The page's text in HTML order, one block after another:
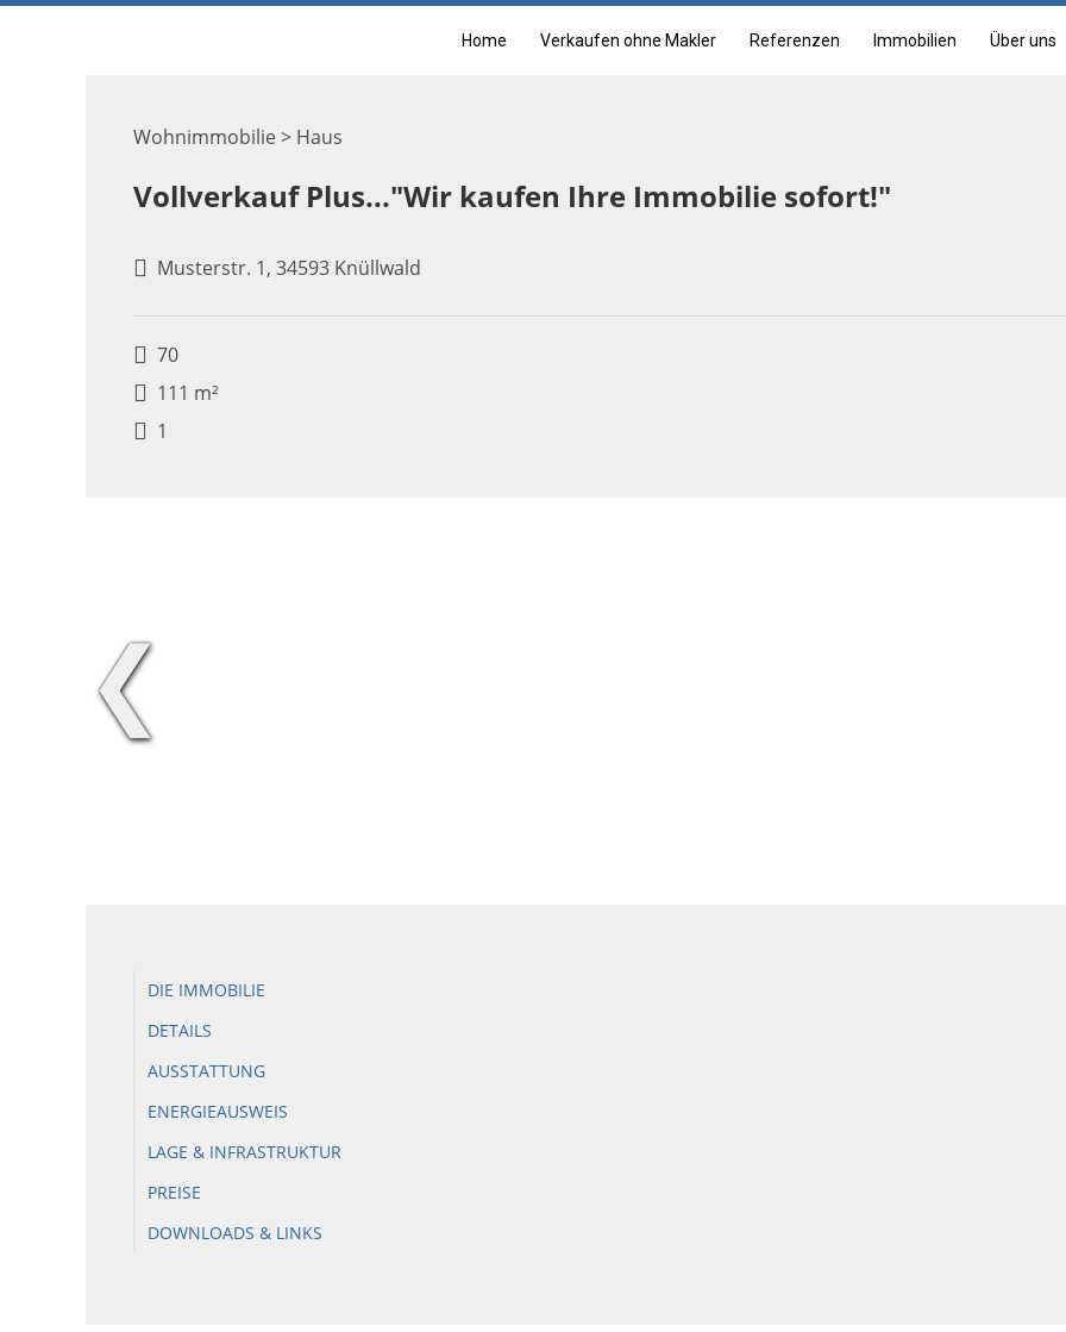
Home Verkaufen ohne Makler Referenzen Immobilien Über uns
Wohnimmobilie > Haus
Vollverkauf Plus..."Wir kaufen Ihre Immobilie sofort!"
Musterstr. 1, 34593 Knüllwald
70
111 m²
1
❮
DIE IMMOBILIE
DETAILS
AUSSTATTUNG
ENERGIEAUSWEIS
LAGE & INFRASTRUKTUR
PREISE
DOWNLOADS & LINKS